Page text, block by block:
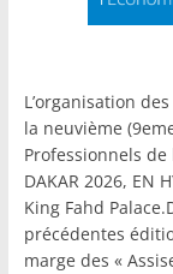
L’organisation
la neuvième
Professionnels de
DAKAR 2026, EN
King Fahd
précédentes
marge des «